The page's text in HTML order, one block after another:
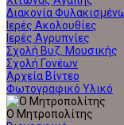
Διακονία
Ιερές Ακολουθίες
Ιερές Αγρυπνίες
Σχολή Βυζ. Μουσικής
Σχολή Γονέων
Αρχεία Βίντεο
Φωτογραφικό Υλικό
Ο Μητροπολίτης